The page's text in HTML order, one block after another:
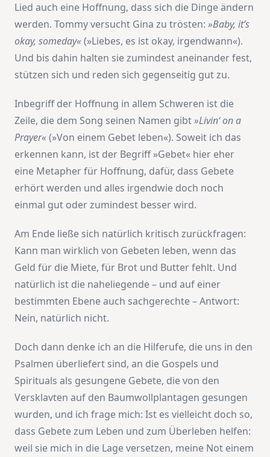
Lied auch eine Hoffnung, dass sich die Dinge ändern
werden. Tommy versucht Gina zu trösten: »Baby, it’s
okay, someday«(»Liebes, es ist okay, irgendwann«).
Und bis dahin halten sie zumindest aneinander fest,
stützen sich und reden sich gegenseitig gut zu.
Inbegriff der Hoffnung in allem Schweren ist die
Zeile, die dem Song seinen Namen gibt»Livin‘ on a
Prayer«(»Von einem Gebet leben«). Soweit ich das
erkennen kann, ist der Begriff »Gebet« hier eher
eine Metapher für Hoffnung, dafür, dass Gebete
erhört werden und alles irgendwie doch noch
einmal gut oder zumindest besser wird.
Am Ende ließe sich natürlich kritisch zurückfragen:
Kann man wirklich von Gebeten leben, wenn das
Geld für die Miete, für Brot und Butter fehlt. Und
natürlich ist die naheliegende – und auf einer
bestimmten Ebene auch sachgerechte – Antwort:
Nein, natürlich nicht.
Doch dann denke ich an die Hilferufe, die uns in den
Psalmen überliefert sind, an die Gospels und
Spirituals als gesungene Gebete, die von den
Versklavten auf den Baumwollplantagen gesungen
wurden, und ich frage mich: Ist es vielleicht doch so,
dass Gebete zum Leben und zum Überleben helfen:
weil sie mich in die Lage versetzen, meine Not einem